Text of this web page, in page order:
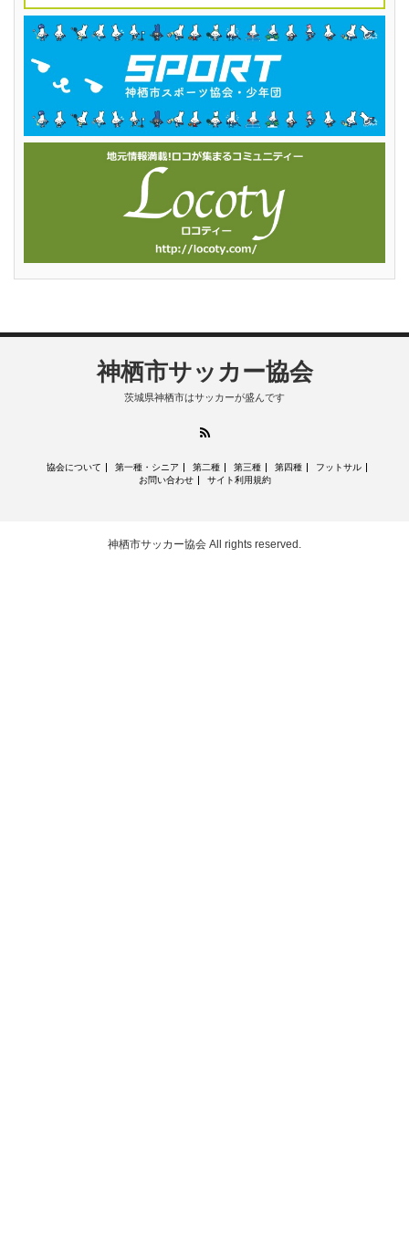
神栖市サッカー協会
茨城県神栖市はサッカーが盛んです
協会について 第一種・シニア 第二種 第三種 第四種
フットサル
お問い合わせ
サイト利用規約
神栖市サッカー協会 All rights reserved.